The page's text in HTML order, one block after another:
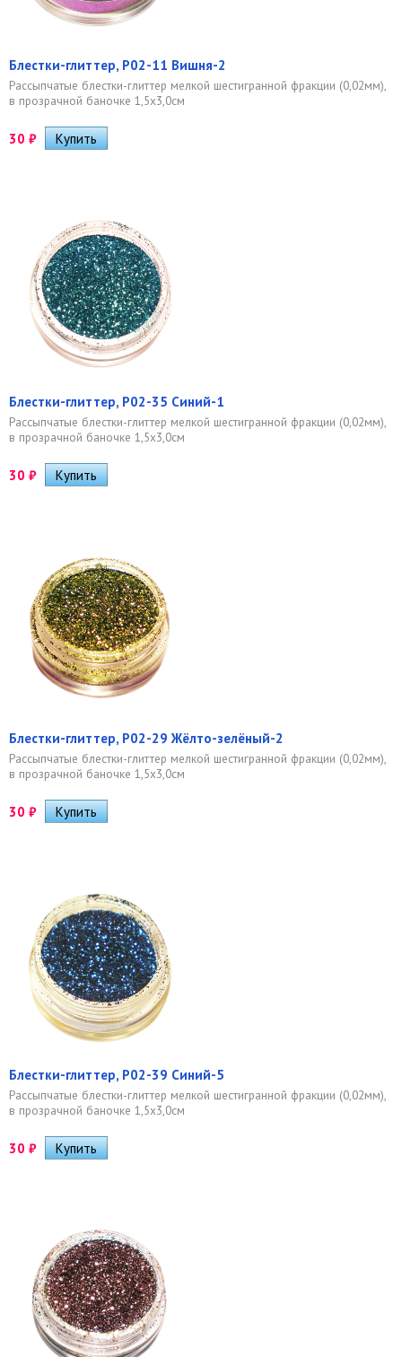
Блестки-глиттер, Р02-11 Вишня-2
Рассыпчатые блестки-глиттер мелкой шестигранной фракции (0,02мм),
в прозрачной баночке 1,5х3,0см
30 ₽
Блестки-глиттер, Р02-35 Синий-1
Рассыпчатые блестки-глиттер мелкой шестигранной фракции (0,02мм),
в прозрачной баночке 1,5х3,0см
30 ₽
Блестки-глиттер, Р02-29 Жёлто-зелёный-2
Рассыпчатые блестки-глиттер мелкой шестигранной фракции (0,02мм),
в прозрачной баночке 1,5х3,0см
30 ₽
Блестки-глиттер, Р02-39 Синий-5
Рассыпчатые блестки-глиттер мелкой шестигранной фракции (0,02мм),
в прозрачной баночке 1,5х3,0см
30 ₽